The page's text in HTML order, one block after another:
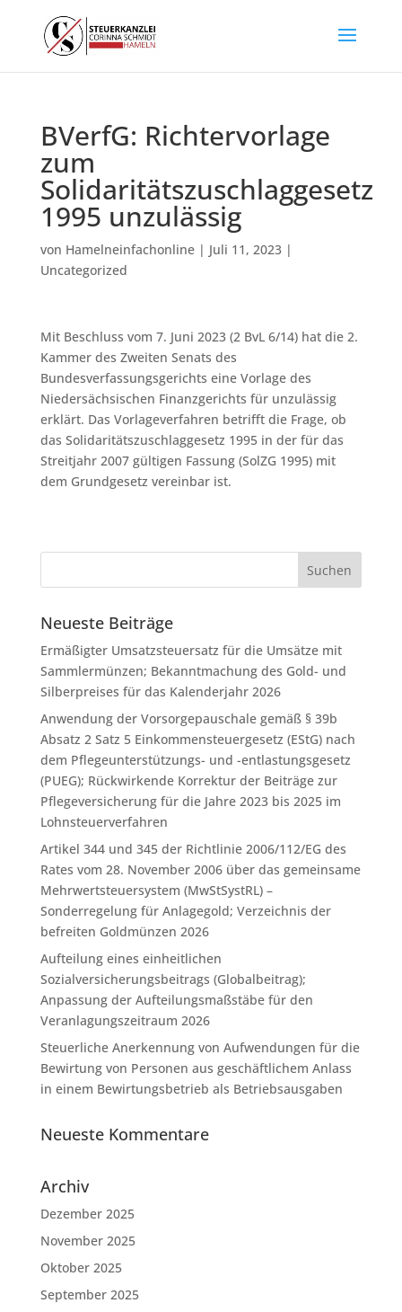
BVerfG: Richtervorlage
zum
Solidaritätszuschlaggesetz
1995 unzulässig
von Hamelneinfachonline| Juli 11, 2023|
Uncategorized
Mit Beschluss vom 7. Juni 2023 (2 BvL 6/14) hat die 2.
Kammer des Zweiten Senats des
Bundesverfassungsgerichts eine Vorlage des
Niedersächsischen Finanzgerichts für unzulässig
erklärt. Das Vorlageverfahren betrifft die Frage, ob
das Solidaritätszuschlaggesetz 1995 in der für das
Streitjahr 2007 gültigen Fassung (SolZG 1995) mit
dem Grundgesetz vereinbar ist.
Neueste Beiträge
Ermäßigter Umsatzsteuersatz für die Umsätze mit
Sammlermünzen; Bekanntmachung des Gold- und
Silberpreises für das Kalenderjahr 2026
Anwendung der Vorsorgepauschale gemäß § 39b
Absatz 2 Satz 5 Einkommensteuergesetz (EStG) nach
dem Pflegeunterstützungs- und -entlastungsgesetz
(PUEG); Rückwirkende Korrektur der Beiträge zur
Pflegeversicherung für die Jahre 2023 bis 2025 im
Lohnsteuerverfahren
Artikel 344 und 345 der Richtlinie 2006/112/EG des
Rates vom 28. November 2006 über das gemeinsame
Mehrwertsteuersystem (MwStSystRL) –
Sonderregelung für Anlagegold; Verzeichnis der
befreiten Goldmünzen 2026
Aufteilung eines einheitlichen
Sozialversicherungsbeitrags (Globalbeitrag);
Anpassung der Aufteilungsmaßstäbe für den
Veranlagungszeitraum 2026
Steuerliche Anerkennung von Aufwendungen für die
Bewirtung von Personen aus geschäftlichem Anlass
in einem Bewirtungsbetrieb als Betriebsausgaben
Neueste Kommentare
Archiv
Dezember 2025
November 2025
Oktober 2025
September 2025